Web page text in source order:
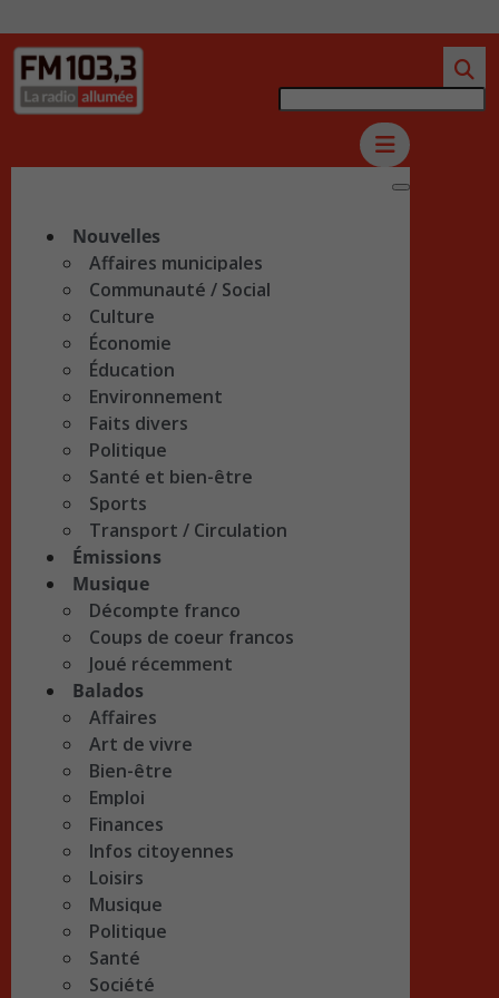
Nouvelles
Affaires municipales
Communauté / Social
Culture
Économie
Éducation
Environnement
Faits divers
Politique
Santé et bien-être
Sports
Transport / Circulation
Émissions
Musique
Décompte franco
Coups de coeur francos
Joué récemment
Balados
Affaires
Art de vivre
Bien-être
Emploi
Finances
Infos citoyennes
Loisirs
Musique
Politique
Santé
Société